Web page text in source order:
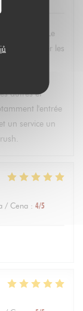
pas terrible Le
les
attendu
: Des
autres et
l'entrée
un service un
/ Cena : 4/5